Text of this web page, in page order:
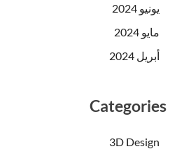
يونيو 2024
مايو 2024
أبريل 2024
Categories
3D Design